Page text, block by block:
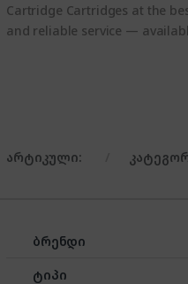
Cartridge Cartridges at the
and reliable service —
არტიკული:
ბრენდი
ტიპი